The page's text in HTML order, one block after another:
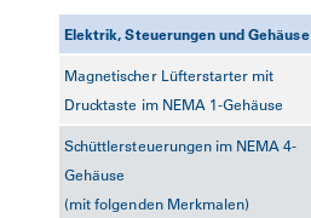
Elektrik, Steuerungen und Gehäuse
Magnetischer Lüfterstarter mit
Drucktaste im NEMA 1-Gehäuse
Schüttlersteuerungen im NEMA 4-
Gehäuse
(mit folgenden Merkmalen)